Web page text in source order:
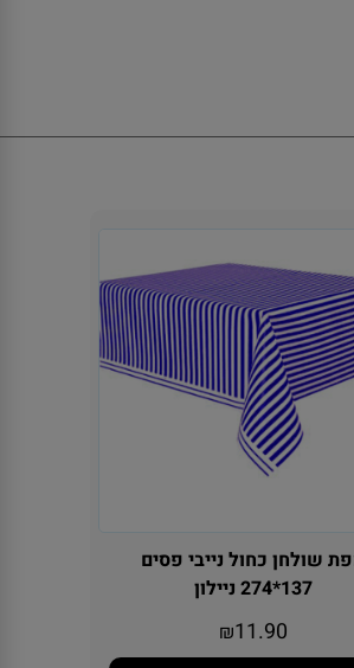
שולחן כחול נייבי פסים
137*274 ניילון
₪ 11.90